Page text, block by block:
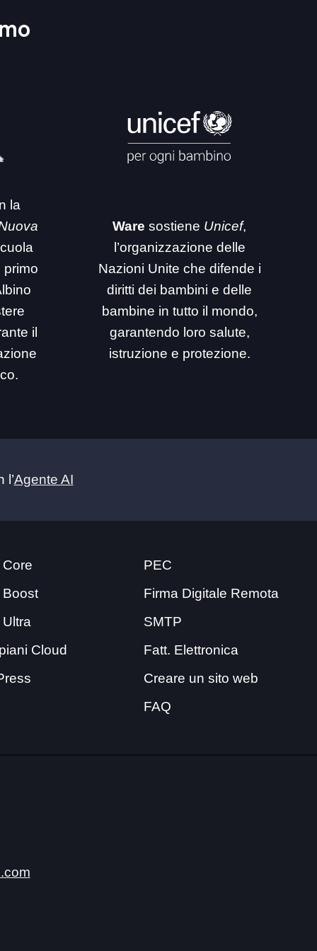
la
primo
il
Ware sostiene Unicef,
l’organizzazione delle
Nazioni Unite che difende i
diritti dei bambini e delle
bambine in tutto il mondo,
garantendo loro salute,
istruzione e protezione.
l’Agente AI
Cloud
PEC
Firma Digitale Remota
SMTP
Fatt. Elettronica
Creare un sito web
FAQ